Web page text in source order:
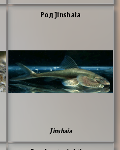
Род Jinshaia
Jinshaia